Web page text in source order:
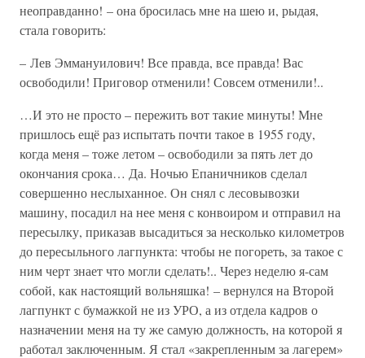
неоправданно! – она бросилась мне на шею и, рыдая,
стала говорить:
– Лев Эммануилович! Все правда, все правда! Вас
освободили! Приговор отменили! Совсем отменили!..
…И это не просто – пережить вот такие минуты! Мне
пришлось ещё раз испытать почти такое в 1955 году,
когда меня – тоже летом – освободили за пять лет до
окончания срока… Да. Ночью Епаничников сделал
совершенно неслыханное. Он снял с лесовывозки
машину, посадил на нее меня с конвоиром и отправил на
пересылку, приказав высадиться за несколько километров
до пересыльного лагпункта: чтобы не погореть, за такое с
ним черт знает что могли сделать!.. Через неделю я-сам
собой, как настоящий вольняшка! – вернулся на Второй
лагпункт с бумажкой не из УРО, а из отдела кадров о
назначении меня на ту же самую должность, на которой я
работал заключенным. Я стал «закрепленным за лагерем»